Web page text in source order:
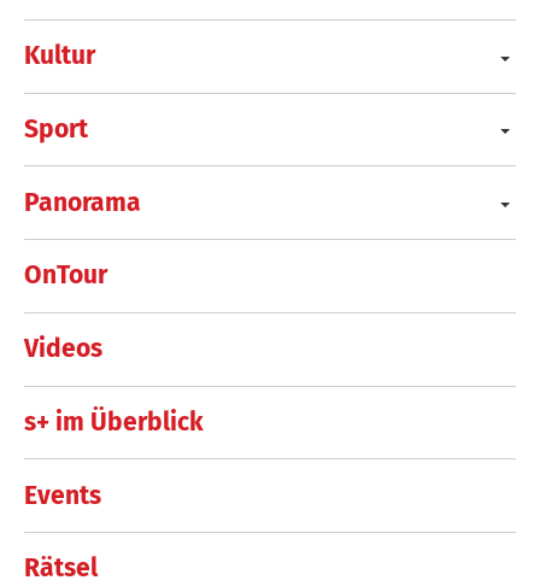
Kultur
Sport
Panorama
OnTour
Videos
s+ im Überblick
Events
Rätsel